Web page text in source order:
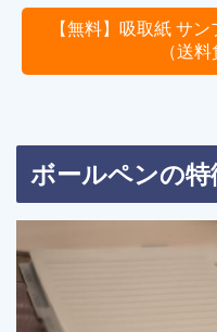
【無料】吸取紙 サ
（送
ボールペンの